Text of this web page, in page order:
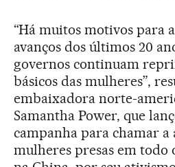
“Há muitos motivos para
avanços dos últimos 20
governos continuam
básicos das mulheres”,
embaixadora norte-
Samantha Power, que
campanha para chamar a
mulheres presas em todo